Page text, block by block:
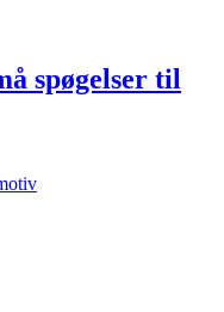
spøgelser til